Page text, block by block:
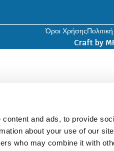
and ads, to provide
about your use of our
who may combine it with
Όροι Χρήσης
Craft by